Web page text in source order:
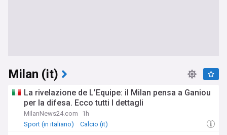
Milan (it)
La rivelazione de L’Equipe: il Milan pensa a Ganiou
per la difesa. Ecco tutti I dettagli
MilanNews24.com
1h
Sport (in italiano)
Calcio (it)